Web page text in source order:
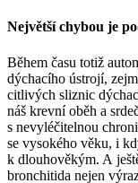
Největší chybou je
Během času totiž
dýchacího ústrojí,
citlivých sliznic
náš krevní oběh a
s nevyléčitelnou
se vysokého věku, i
k dlouhověkým. A
bronchitida nejen